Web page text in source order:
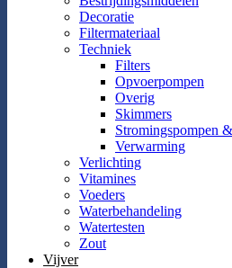
Decoratie
Filtermateriaal
Techniek
Filters
Opvoerpompen
Overig
Skimmers
Stromingspompen
Verwarming
Verlichting
Vitamines
Voeders
Waterbehandeling
Watertesten
Zout
Vijver